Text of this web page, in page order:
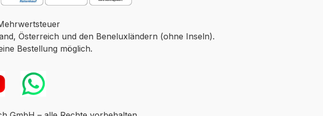
Österreich und den Beneluxländern (ohne Inseln).
Bestellung möglich.